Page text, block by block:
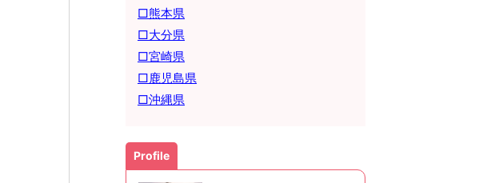
□熊本県
□大分県
□宮崎県
□鹿児島県
□沖縄県
Profile